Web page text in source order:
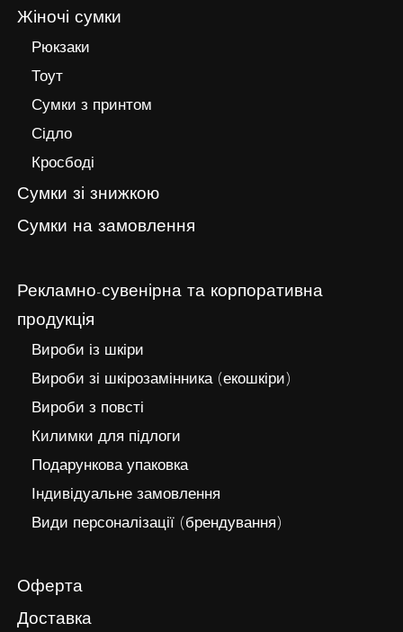
Жіночі сумки
Рюкзаки
Тоут
Сумки з принтом
Сідло
Кросбоді
Сумки зі знижкою
Сумки на замовлення
Рекламно-сувенірна та корпоративна
продукція
Вироби із шкіри
Вироби зі шкірозамінника (екошкіри)
Вироби з повсті
Килимки для підлоги
Подарункова упаковка
Індивідуальне замовлення
Види персоналізації (брендування)
Оферта
Доставка